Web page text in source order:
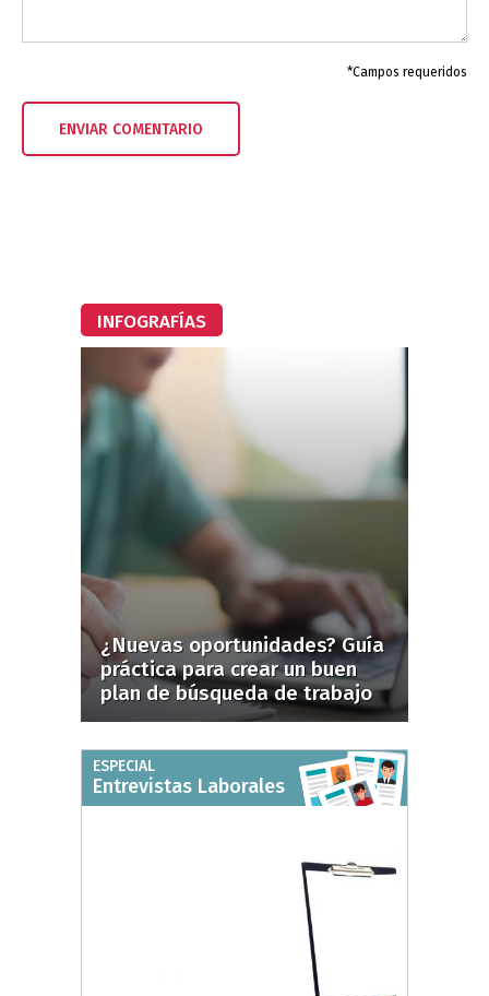
*Campos requeridos
INFOGRAFÍAS
¿Nuevas oportunidades? Guía
práctica para crear un buen
plan de búsqueda de trabajo
ESPECIAL
Entrevistas Laborales